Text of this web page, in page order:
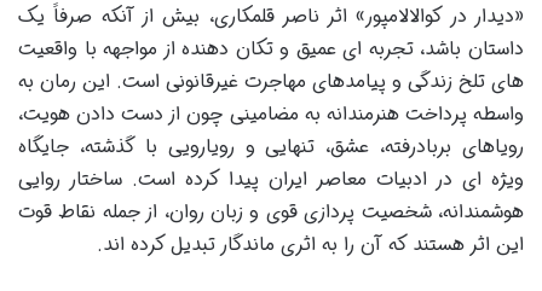
«دیدار در کوالالامپور» اثر ناصر قلمکاری، بیش از آنکه صرفاً یک
داستان باشد، تجربه ای عمیق و تکان دهنده از مواجهه با واقعیت
های تلخ زندگی و پیامدهای مهاجرت غیرقانونی است. این رمان به
واسطه پرداخت هنرمندانه به مضامینی چون از دست دادن هویت،
رویاهای بربادرفته، عشق، تنهایی و رویارویی با گذشته، جایگاه
ویژه ای در ادبیات معاصر ایران پیدا کرده است. ساختار روایی
هوشمندانه، شخصیت پردازی قوی و زبان روان، از جمله نقاط قوت
این اثر هستند که آن را به اثری ماندگار تبدیل کرده اند.